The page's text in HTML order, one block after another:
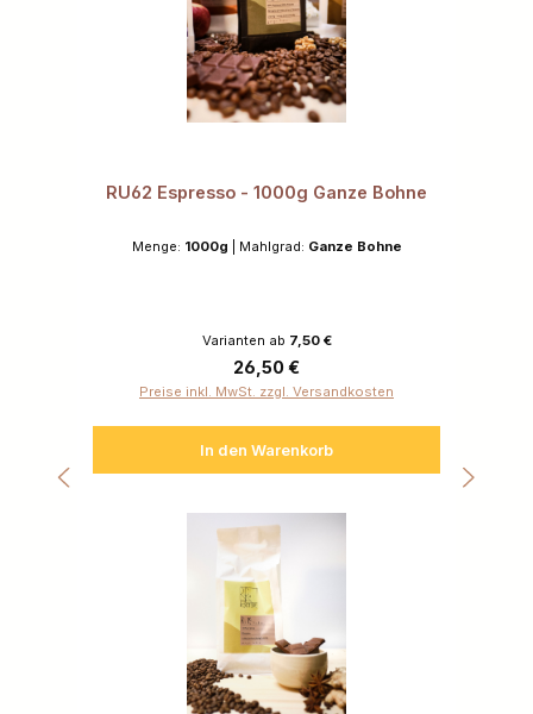
RU62 Espresso - 1000g Ganze Bohne
Menge: 1000g Mahlgrad: Ganze Bohne
Varianten ab 7,50 €
Regulärer Preis:
26,50 €
Preise inkl. MwSt. zzgl. Versandkosten
In den Warenkorb